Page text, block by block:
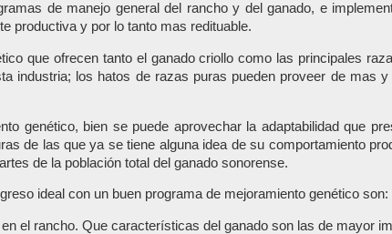
de manejo general del rancho y del ganado, e
productiva y por lo tanto mas redituable.
que ofrecen tanto el ganado criollo como las principales
industria; los hatos de razas puras pueden proveer de
genético, bien se puede aprovechar la adaptabilidad que
de las que ya se tiene alguna idea de su comportamiento
de la población total del ganado sonorense.
ideal con un buen programa de mejoramiento genético son:
el rancho. Que características del ganado son las de mayor